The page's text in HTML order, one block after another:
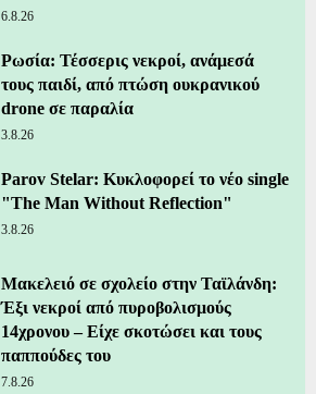
6.8.26
Ρωσία: Τέσσερις νεκροί, ανάμεσά
τους παιδί, από πτώση ουκρανικού
drone σε παραλία
3.8.26
Parov Stelar: Κυκλοφορεί το νέο single
"The Man Without Reflection"
3.8.26
Μακελειό σε σχολείο στην Ταϊλάνδη:
Έξι νεκροί από πυροβολισμούς
14χρονου – Είχε σκοτώσει και τους
παππούδες του
7.8.26